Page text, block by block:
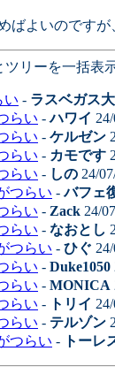
ばよいのです
リーを一括表
い - ラスベガス
らい -ハワイ
らい - ケルゼン
らい - カモです
らい - しの 24/
つらい -バフェ
らい - Zack 24/
らい - なおとし
つらい - ひぐ
らい - Duke1050
らい - MONICA
らい - トリイ
らい - テルゾン
つらい - トーレ